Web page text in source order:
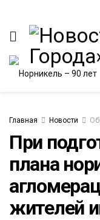
Главная Новости
При
плана
жителей